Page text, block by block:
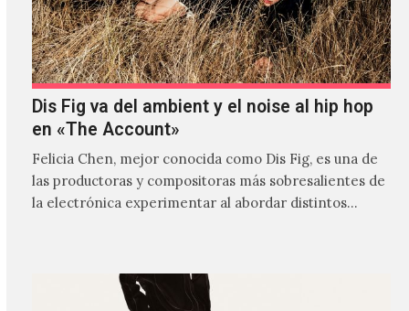
Dis Fig va del ambient y el noise al hip hop
en «The Account»
Felicia Chen, mejor conocida como Dis Fig, es una de
las productoras y compositoras más sobresalientes de
la electrónica experimentar al abordar distintos